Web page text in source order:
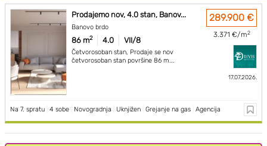
Prodajemo nov, 4.0 stan, Banov...
Banovo brdo
86 m2 4.0 VII/8
Četvorosoban stan, Prodaje se nov
četvorosoban stan površine 86 m...
289.900 €
3.371 €/m2
17.07.2026.
Na 7. spratu 4 sobe Novogradnja Uknjižen Grejanje na gas Agencija